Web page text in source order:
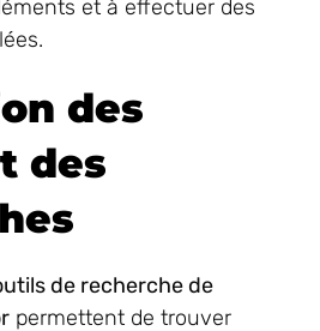
et à effectuer des
des
des
de recherche de
permettent de trouver